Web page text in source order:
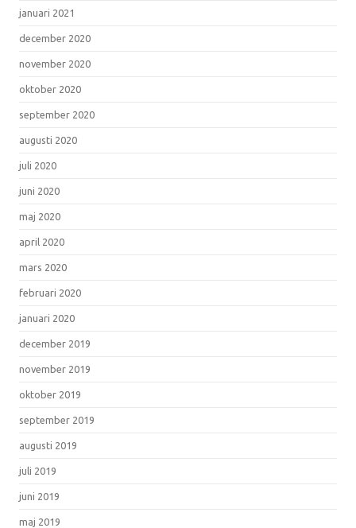
januari 2021
december 2020
november 2020
oktober 2020
september 2020
augusti 2020
juli 2020
juni 2020
maj 2020
april 2020
mars 2020
februari 2020
januari 2020
december 2019
november 2019
oktober 2019
september 2019
augusti 2019
juli 2019
juni 2019
maj 2019